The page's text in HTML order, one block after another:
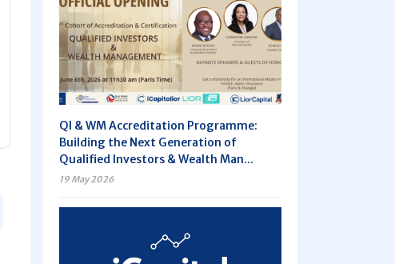
QI & WM Accreditation Programme:
Building the Next Generation of
Qualified Investors & Wealth Man...
19 May 2026